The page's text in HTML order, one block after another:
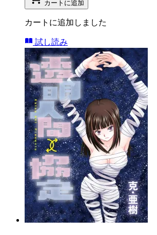
カートに追加
カートに追加しました
試し読み